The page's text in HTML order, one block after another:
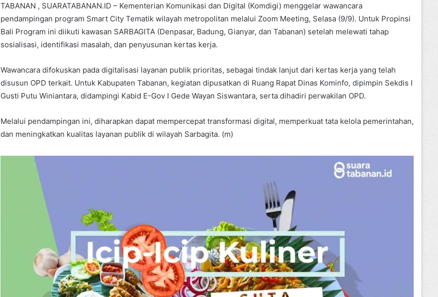
TABANAN , SUARATABANAN.ID – Kementerian Komunikasi dan Digital (Komdigi) menggelar wawancara
pendampingan program Smart City Tematik wilayah metropolitan melalui Zoom Meeting, Selasa (9/9). Untuk Propinsi
Bali Program ini diikuti kawasan SARBAGITA (Denpasar, Badung, Gianyar, dan Tabanan) setelah melewati tahap
sosialisasi, identifikasi masalah, dan penyusunan kertas kerja.
Wawancara difokuskan pada digitalisasi layanan publik prioritas, sebagai tindak lanjut dari kertas kerja yang telah
disusun OPD terkait. Untuk Kabupaten Tabanan, kegiatan dipusatkan di Ruang Rapat Dinas Kominfo, dipimpin Sekdis I
Gusti Putu Winiantara, didampingi Kabid E-Gov I Gede Wayan Siswantara, serta dihadiri perwakilan OPD.
Melalui pendampingan ini, diharapkan dapat mempercepat transformasi digital, memperkuat tata kelola pemerintahan,
dan meningkatkan kualitas layanan publik di wilayah Sarbagita. (m)